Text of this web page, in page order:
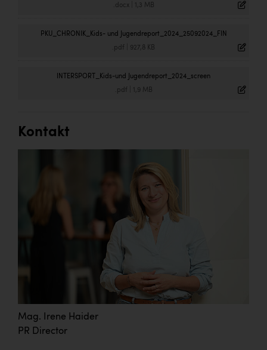
.docx| 1,3 MB
PKU_CHRONIK_Kids- und Jugendreport_2024_25092024_FIN
.pdf 927,8 KB
INTERSPORT_Kids-und Jugendreport_2024_screen
.pdf 1,9 MB
Kontakt
Mag. Irene Haider
PR Director